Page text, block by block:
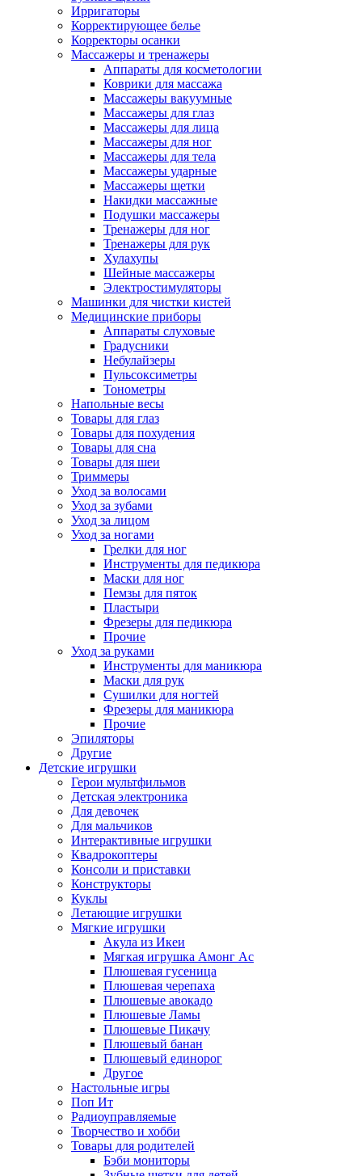
Ирригаторы
Корректирующее белье
Корректоры осанки
Массажеры и тренажеры
Аппараты для косметологии
Коврики для массажа
Массажеры вакуумные
Массажеры для глаз
Массажеры для лица
Массажеры для ног
Массажеры для тела
Массажеры ударные
Массажеры щетки
Накидки массажные
Подушки массажеры
Тренажеры для ног
Тренажеры для рук
Хулахупы
Шейные массажеры
Электростимуляторы
Машинки для чистки кистей
Медицинские приборы
Аппараты слуховые
Градусники
Небулайзеры
Пульсоксиметры
Тонометры
Напольные весы
Товары для глаз
Товары для похудения
Товары для сна
Товары для шеи
Триммеры
Уход за волосами
Уход за зубами
Уход за лицом
Уход за ногами
Грелки для ног
Инструменты для педикюра
Маски для ног
Пемзы для пяток
Пластыри
Фрезеры для педикюра
Прочие
Уход за руками
Инструменты для маникюра
Маски для рук
Сушилки для ногтей
Фрезеры для маникюра
Прочие
Эпиляторы
Другие
Детские игрушки
Герои мультфильмов
Детская электроника
Для девочек
Для мальчиков
Интерактивные игрушки
Квадрокоптеры
Консоли и приставки
Конструкторы
Куклы
Летающие игрушки
Мягкие игрушки
Акула из Икеи
Мягкая игрушка Амонг Ас
Плюшевая гусеница
Плюшевая черепаха
Плюшевые авокадо
Плюшевые Ламы
Плюшевые Пикачу
Плюшевый банан
Плюшевый единорог
Другое
Настольные игры
Поп Ит
Радиоуправляемые
Творчество и хобби
Товары для родителей
Бэби мониторы